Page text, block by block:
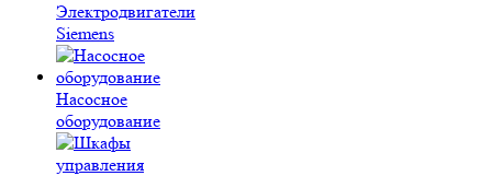
Электродвигатели
Siemens
Насосное
оборудование